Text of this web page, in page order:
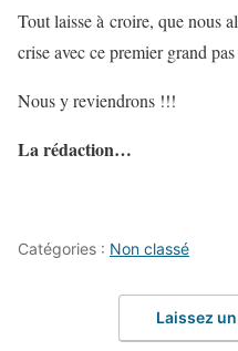
Tout laisse à croire, que nous
crise avec ce premier grand
Nous y reviendrons !!!
La rédaction…
Catégories : Non classé
Laissez